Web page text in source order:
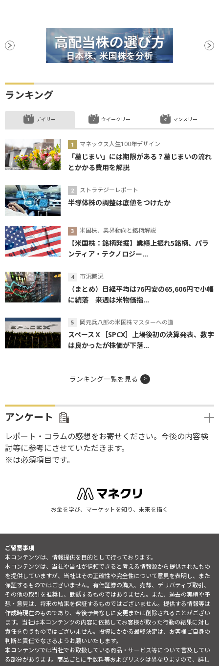
ランキング
デイリー
マネックス人生100年デザイン
「墓じまい」には期限がある？墓じまいの流れ
とかかる費用を解説
ストラテジーレポート
半導体株の調整は底値をつけたか
米国株、業界動向と銘柄解説
【米国株：銘柄発掘】業績上振れ5銘柄、パラ
ンティア・テクノロジー...
市況概況
（まとめ）日経平均は76円安の65,606円で小幅
に続落 来週は米物価指...
岡元兵八郎の米国株マスターへの道
スペースＸ［SPCX］上場後初の決算発表、数字
は良かったが株価が下落...
ウイークリー マンスリー
ランキング一覧を見る
アンケート
レポート・コラムの感想をお寄せください。今後の内容検
討等に参考にさせていただきます。
※は必須項目です。
お金を学び、マーケットを知り、未来を描く
ご留意事項
本コンテンツは、情報提供を目的として行っております。
本コンテンツは、当社や当社が信頼できると考える情報源から提供されたもの
を提供していますが、当社はその正確性や完全性について意見を表明し、また
保証するものではございません。有価証券の購入、売却、デリバティブ取引、
その他の取引を推奨し、勧誘するものではありません。また、過去の実績や予
想・意見は、将来の結果を保証するものではございません。提供する情報等は
作成時現在のものであり、今後予告なしに変更または削除されることがござい
ます。当社は本コンテンツの内容に依拠してお客様が取った行動の結果に対し
責任を負うものではございません。投資にかかる最終決定は、お客様ご自身の
判断と責任でなさるようお願いいたします。
本コンテンツでは当社でお取扱している商品・サービス等について言及してい
る部分があります。商品ごとに手数料等およびリスクは異なりますので、詳し